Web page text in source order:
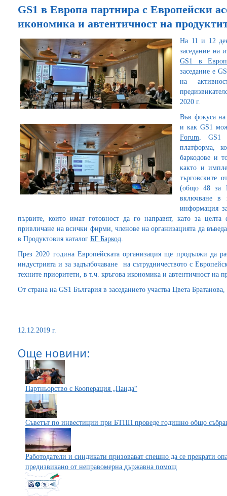
GS1 в Европа партнира с Европейски
икономика и автентичност на
На 11 и 12
заседание на
GS1 в
заседание е
на
2020 г.
Във фокуса на
и как GS1
Forum, GS1
платформа,
баркодове и
както и
търговските
(общо 48 за
включване в
информация
първите, които имат готовност да го направят, като за
привличане на всички фирми, членове на организацията да
в Продуктовия каталог БГ Баркод.
През 2020 година Европейската организация ще продължи да
индустрията и за задълбочаване на сътрудничеството с
техните приоритети, в т.ч. кръгова икономика и автентичност на
От страна на GS1 България в заседанието участва Цвета
12.12.2019 г.
Още новини:
Партньорство с Кооперация „Панда“
Съветът по инвестиции при БТПП проведе годишно общо
Работодатели и синдикати призовават спешно да се прекрати
предизвикано от неправомерна държавна помощ